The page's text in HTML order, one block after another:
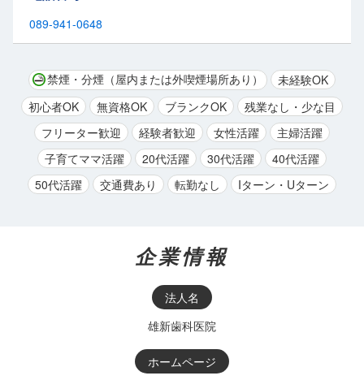
089-941-0648
禁煙・分煙（屋内または外喫煙場所あり）
未経験OK
初心者OK
無資格OK ブランクOK
残業なし・少な目
フリーター歓迎
経験者歓迎 女性活躍
主婦活躍
子育てママ活躍
20代活躍 30代活躍
40代活躍
50代活躍
交通費あり 転勤なし Iターン・Uターン
企業情報
法人名
雄新歯科医院
ホームページ